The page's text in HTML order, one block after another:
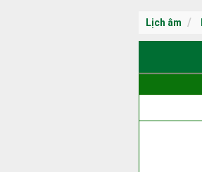
Lịch âm